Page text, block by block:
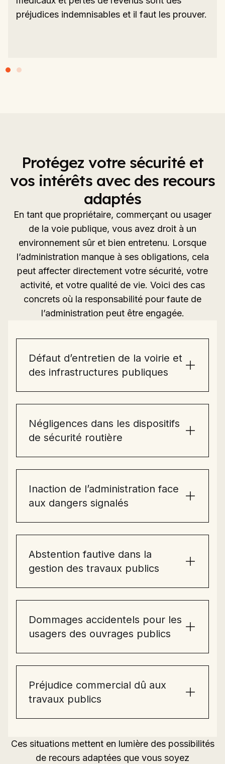
préjudices indemnisables et il faut les prouver.
Protégez votre sécurité et
vos intérêts avec des recours
adaptés
En tant que propriétaire, commerçant ou usager
de la voie publique, vous avez droit à un
environnement sûr et bien entretenu. Lorsque
l’administration manque à ses obligations, cela
peut affecter directement votre sécurité, votre
activité, et votre qualité de vie. Voici des cas
concrets où la responsabilité pour faute de
l’administration peut être engagée.
Défaut d’entretien de la voirie et
des infrastructures publiques
Négligences dans les dispositifs
de sécurité routière
Inaction de l’administration face
aux dangers signalés
Abstention fautive dans la
gestion des travaux publics
Dommages accidentels pour les
usagers des ouvrages publics
Préjudice commercial dû aux
travaux publics
Ces situations mettent en lumière des possibilités
de recours adaptées que vous soyez